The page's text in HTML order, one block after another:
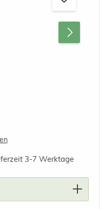
3-7 Werktage
Wert ein